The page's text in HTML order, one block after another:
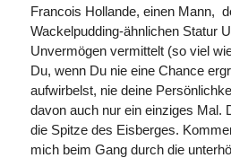
Francois Hollande, einen Mann,
Wackelpudding-ähnlichen Statur
Unvermögen vermittelt (so viel
Du, wenn Du nie eine Chance
aufwirbelst, nie deine
davon auch nur ein einziges Mal.
die Spitze des Eisberges.
mich beim Gang durch die